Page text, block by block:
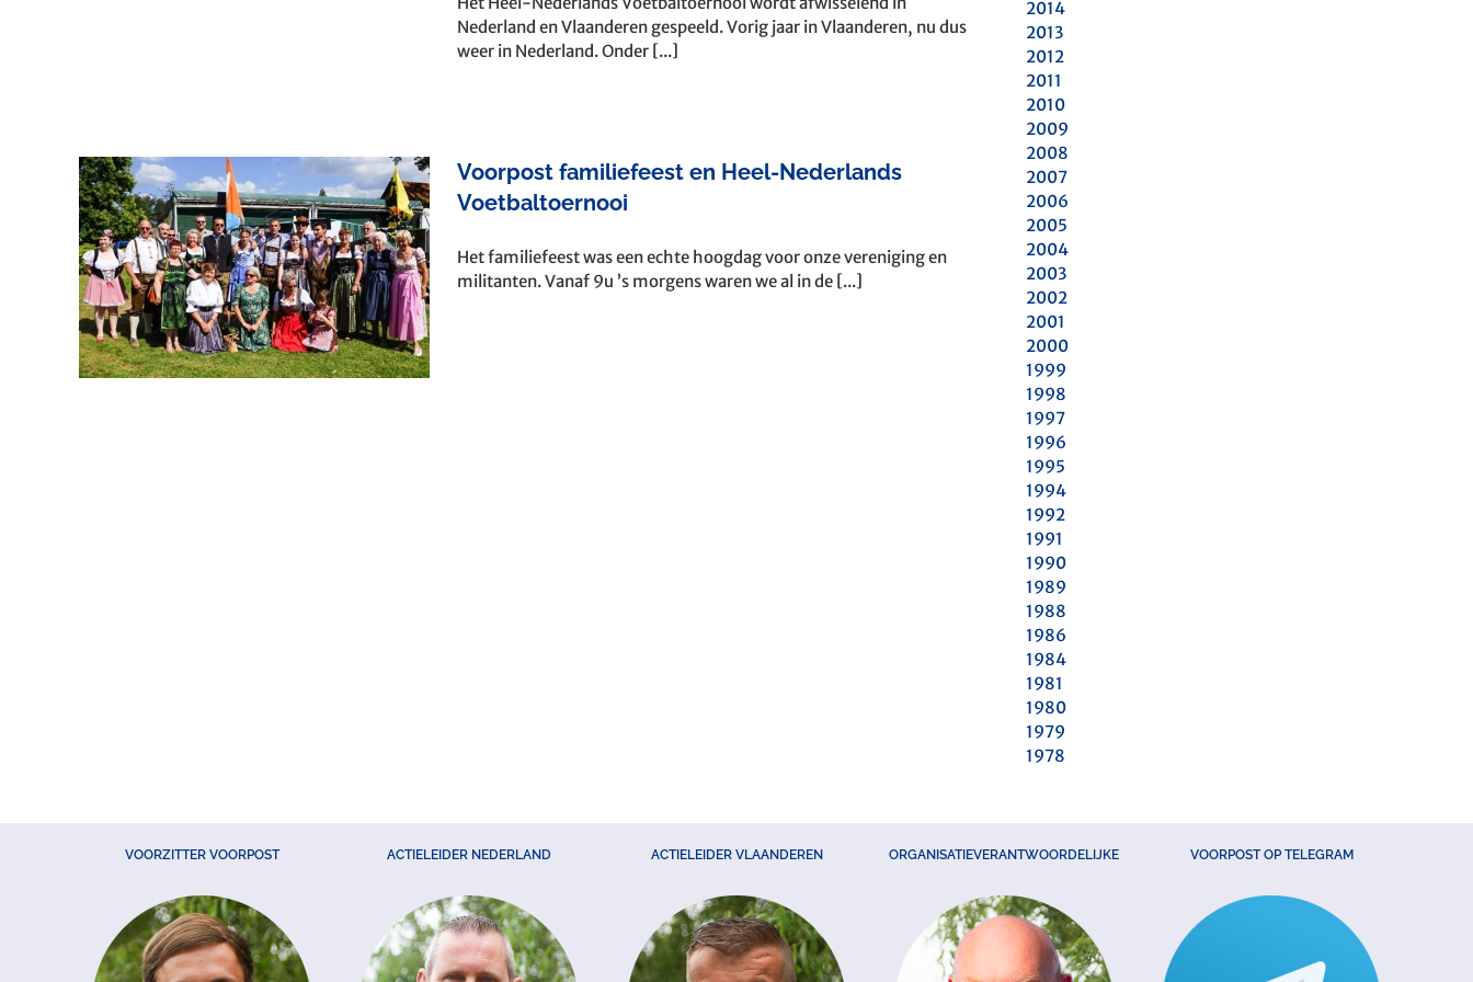
Nederland en Vlaanderen gespeeld. Vorig jaar in Vlaanderen, nu dus
weer in Nederland. Onder [...]
Voorpost familiefeest en Heel-Nederlands
Voetbaltoernooi
Het familiefeest was een echte hoogdag voor onze vereniging en
militanten. Vanaf 9u ’s morgens waren we al in de [...]
2014
2013
2012
2011
2010
2009
2008
2007
2006
2005
2004
2003
2002
2001
2000
1999
1998
1997
1996
1995
1994
1992
1991
1990
1989
1988
1986
1984
1981
1980
1979
1978
VOORZITTER VOORPOST ACTIELEIDER NEDERLAND ACTIELEIDER VLAANDEREN ORGANISATIEVERANTWOORDELIJKE VOORPOST OP TELEGRAM